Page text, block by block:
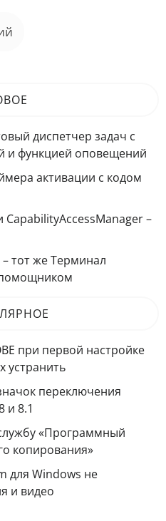
диспетчер задач с
и функцией оповещений
активации с кодом
CapabilityAccessManager –
тот же Терминал
при первой настройке
устранить
переключения
и 8.1
«Программный
копирования»
для Windows не
и видео